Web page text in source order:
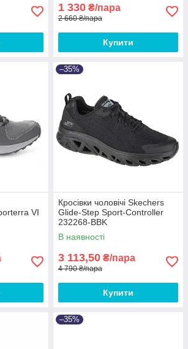
1 330 ₴/пара
2 660 ₴/пара
Купити
VI
–35%
Кросівки чоловічі Skechers
Glide-Step Sport-Controller
232268-BBK
В наявності
3 113,50 ₴/пара
4 790 ₴/пара
Купити
–35%